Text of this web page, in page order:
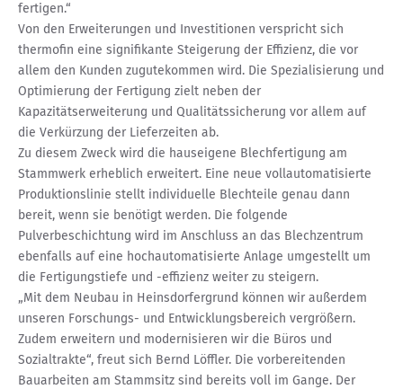
fertigen.“
Von den Erweiterungen und Investitionen verspricht sich
thermofin eine signifikante Steigerung der Effizienz, die vor
allem den Kunden zugutekommen wird. Die Spezialisierung und
Optimierung der Fertigung zielt neben der
Kapazitätserweiterung und Qualitätssicherung vor allem auf
die Verkürzung der Lieferzeiten ab.
Zu diesem Zweck wird die hauseigene Blechfertigung am
Stammwerk erheblich erweitert. Eine neue vollautomatisierte
Produktionslinie stellt individuelle Blechteile genau dann
bereit, wenn sie benötigt werden. Die folgende
Pulverbeschichtung wird im Anschluss an das Blechzentrum
ebenfalls auf eine hochautomatisierte Anlage umgestellt um
die Fertigungstiefe und -effizienz weiter zu steigern.
„Mit dem Neubau in Heinsdorfergrund können wir außerdem
unseren Forschungs- und Entwicklungsbereich vergrößern.
Zudem erweitern und modernisieren wir die Büros und
Sozialtrakte“, freut sich Bernd Löffler. Die vorbereitenden
Bauarbeiten am Stammsitz sind bereits voll im Gange. Der